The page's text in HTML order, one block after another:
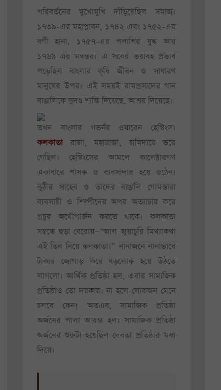
পরিবর্তনের মুখোমুখি দাঁড়িয়েছিল সমাজ।
১৭৩৯-এর মহাপ্লাবন, ১৭৪২ এবং ১৭৫২-এর
বর্গী হানা, ১৭৫৭-এর পলাশির যুদ্ধ আর
১৭৬৯-এর মন্বন্তর। এ সবের ভয়াবহ প্রভাব
পড়েছিল বাংলার কৃষি জীবন ও সাধারণ
মানুষের উপর। এই সময়ই রামপ্রসাদের গান
বাঙালিকে দুদণ্ড শান্তি দিয়েছে, আশ্রয় দিয়েছে।
তখন বাংলার গভর্নর ওয়ারেন হেস্টিংস।
কলকাতারাজা, মহারাজা, জমিদারে ভরে
গেছিল। হেস্টিংসের আমলে কালেক্টারগণ
একাধারে শাসক ও ব্যবসাদার হয়ে ওঠেন।
কুঠীর সাহেব ও তাদের বাঙালি গোমস্তারা
ব্যবসায়ী ও শিল্পীদের অপর অত্যাচার করে
প্রচুর অর্থোপার্জন করতে থাকে। কলকাতা
সম্বন্ধে ছড়া বেরোয়—“জাল জুয়াচুরি মিথ্যাকথা
এই তিন নিয়ে কলকাতা।” নানাজনে নানাভাবে
টাকার জোগাড় করে বড়লোক হয়ে উঠতে
লাগলো। আর্থিক প্রতিষ্ঠা হল, এবার সামাজিক
প্রতিষ্ঠাও তো দরকার। না হলে লোকজন মেনে
চলবে কেন! অতএব, সামাজিক প্রতিষ্ঠা
অর্জনের পালা আরম্ভ হল। সামাজিক প্রতিষ্ঠা
অর্জনের শুরুটা হয়েছিল দেবতা প্রতিষ্ঠার মধ্য
দিয়ে।